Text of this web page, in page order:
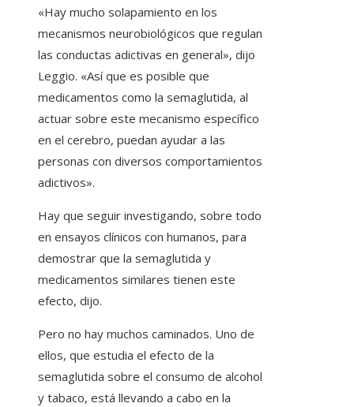
«Hay mucho solapamiento en los
mecanismos neurobiológicos que regulan
las conductas adictivas en general», dijo
Leggio. «Así que es posible que
medicamentos como la semaglutida, al
actuar sobre este mecanismo específico
en el cerebro, puedan ayudar a las
personas con diversos comportamientos
adictivos».
Hay que seguir investigando, sobre todo
en ensayos clínicos con humanos, para
demostrar que la semaglutida y
medicamentos similares tienen este
efecto, dijo.
Pero no hay muchos caminados. Uno de
ellos, que estudia el efecto de la
semaglutida sobre el consumo de alcohol
y tabaco, está llevando a cabo en la